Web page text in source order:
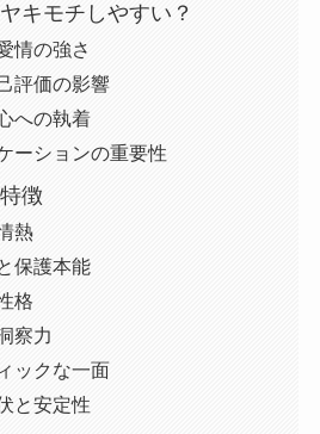
キモチしやすい？
情の強さ
評価の影響
への執着
ーションの重要性
徴
熱
保護本能
格
察力
ックな一面
と安定性